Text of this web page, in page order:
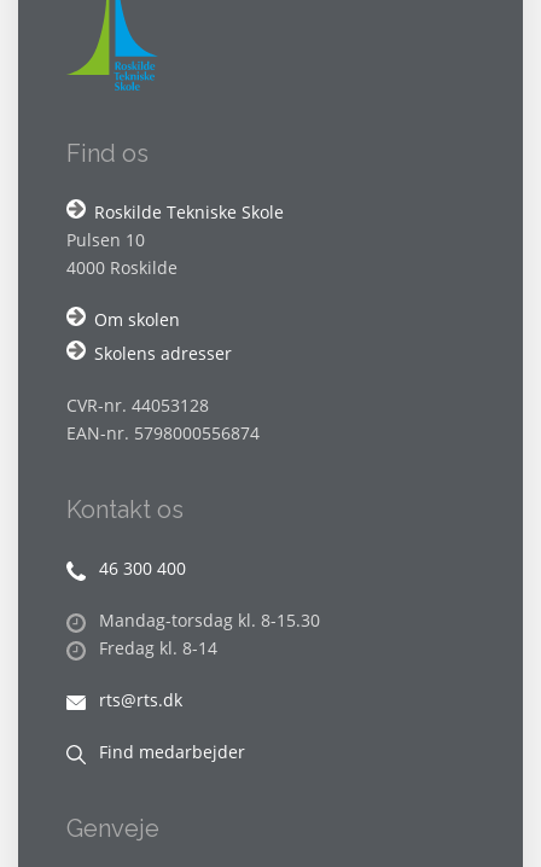
Find os
Roskilde Tekniske Skole
Pulsen 10
4000 Roskilde
Om skolen
Skolens adresser
CVR-nr. 44053128
EAN-nr. 5798000556874
Kontakt os
46 300 400
Mandag-torsdag kl. 8-15.30
Fredag kl. 8-14
rts@rts.dk
Find medarbejder
Genveje